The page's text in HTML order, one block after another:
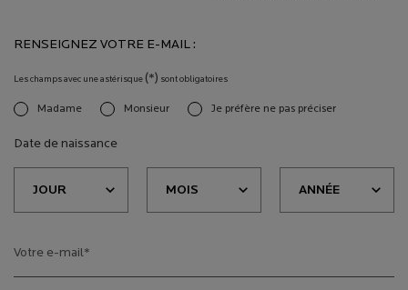
RENSEIGNEZ VOTRE E-MAIL :
Les champs avec une astérisque (*) sont obligatoires
newslettersignup.title.legend
Madame Monsieur Je préfère ne pas préciser
Date de naissance
Votre e-mail*